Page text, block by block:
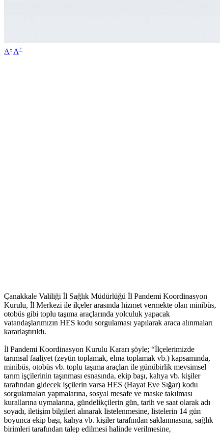
A- A+
Çanakkale Valiliği İl Sağlık Müdürlüğü İl Pandemi Koordinasyon
Kurulu, İl Merkezi ile ilçeler arasında hizmet vermekte olan minibüs,
otobüs gibi toplu taşıma araçlarında yolculuk yapacak
vatandaşlarımızın HES kodu sorgulaması yapılarak araca alınmaları
kararlaştırıldı.
İl Pandemi Koordinasyon Kurulu Kararı şöyle; “İlçelerimizde
tarımsal faaliyet (zeytin toplamak, elma toplamak vb.) kapsamında,
minibüs, otobüs vb. toplu taşıma araçları ile günübirlik mevsimsel
tarım işçilerinin taşınması esnasında, ekip başı, kahya vb. kişiler
tarafından gidecek işçilerin varsa HES (Hayat Eve Sığar) kodu
sorgulamaları yapmalarına, sosyal mesafe ve maske takılması
kurallarına uymalarına, gündelikçilerin gün, tarih ve saat olarak adı
soyadı, iletişim bilgileri alınarak listelenmesine, listelerin 14 gün
boyunca ekip başı, kahya vb. kişiler tarafından saklanmasına, sağlık
birimleri tarafından talep edilmesi halinde verilmesine,